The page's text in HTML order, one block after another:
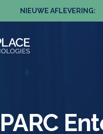
NIEUWE AFLEVERING: